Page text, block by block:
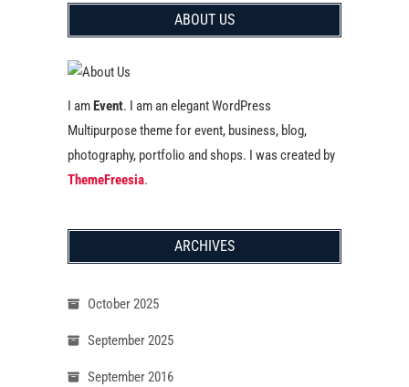
ABOUT US
I amEvent. I am an elegant WordPress
Multipurpose theme for event, business, blog,
photography, portfolio and shops. I was created by
ThemeFreesia.
ARCHIVES
October 2025
September 2025
September 2016